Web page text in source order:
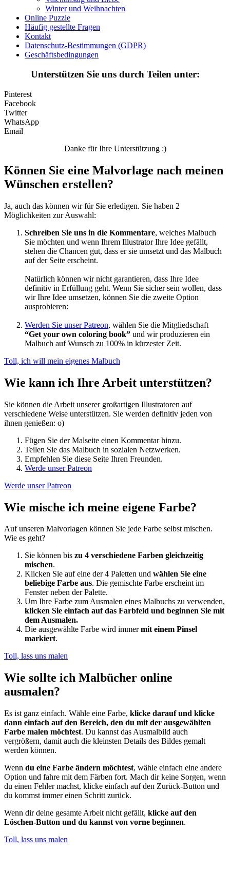
Winter und Weihnachten
Nezaradené
Unkategorisiert
Winter und Weihnachten
Online Puzzle
Häufig gestellte Fragen
Kontakt
Datenschutz-Bestimmungen (GDPR)
Geschäftsbedingungen
Unterstützen Sie uns durch Teilen unter:
Pinterest
Facebook
Twitter
WhatsApp
Email
Danke für Ihre Unterstützung :)
Können Sie eine Malvorlage nach meinen
Wünschen erstellen?
Ja, auch das können wir für Sie erledigen. Sie haben 2
Möglichkeiten zur Auswahl:
Schreiben Sie uns in die Kommentare, welches Malbuch
Sie möchten und wenn Ihrem Illustrator Ihre Idee gefällt,
stehen die Chancen gut, dass er sie umsetzt und das Malbuch
auf der Seite erscheint.
Natürlich können wir nicht garantieren, dass Ihre Idee
definitiv in Erfüllung geht. Wenn Sie sicher sein wollen, dass
wir Ihre Idee umsetzen, können Sie die zweite Option
ausprobieren:
Werden Sie unser Patreon, wählen Sie die Mitgliedschaft
“Get your own coloring book” und wir produzieren ein
Malbuch auf Wunsch zu 100% in kürzester Zeit.
Toll, ich will mein eigenes Malbuch
Wie kann ich Ihre Arbeit unterstützen?
Sie können die Arbeit unserer großartigen Illustratoren auf
verschiedene Weise unterstützen. Sie werden definitiv jeden von
ihnen genießen: o)
Fügen Sie der Malseite einen Kommentar hinzu.
Teilen Sie das Malbuch in sozialen Netzwerken.
Empfehlen Sie diese Seite Ihren Freunden.
Werde unser Patreon
Werde unser Patreon
Wie mische ich meine eigene Farbe?
Auf unseren Malvorlagen können Sie jede Farbe selbst mischen.
Wie es geht?
Sie können bis zu 4 verschiedene Farben gleichzeitig
mischen.
Klicken Sie auf eine der 4 Paletten und wählen Sie eine
beliebige Farbe aus. Die gemischte Farbe erscheint im
Fenster neben der Palette.
Um Ihre Farbe zum Ausmalen eines Malbuchs zu verwenden,
klicken Sie einfach auf das Farbfeld und beginnen Sie mit
dem Ausmalen.
Die ausgewählte Farbe wird immermit einem Pinsel
markiert.
Toll, lass uns malen
Wie sollte ich Malbücher online
ausmalen?
Es ist ganz einfach. Wähle eine Farbe, klicke darauf und klicke
dann einfach auf den Bereich, den du mit der ausgewählten
Farbe malen möchtest. Du kannst das Ausmalbild auch
vergrößern, damit auch die kleinsten Details des Bildes gemalt
werden können.
Wenn du eine Farbe ändern möchtest, wähle einfach eine andere
Option und fahre mit dem Färben fort. Mach dir keine Sorgen, wenn
du einen Fehler machst, klicke einfach auf den Zurück-Button und
du kommst immer einen Schritt zurück.
Wenn dir deine gesamte Arbeit nicht gefällt, klicke auf den
Löschen-Button und du kannst von vorne beginnen.
Toll, lass uns malen